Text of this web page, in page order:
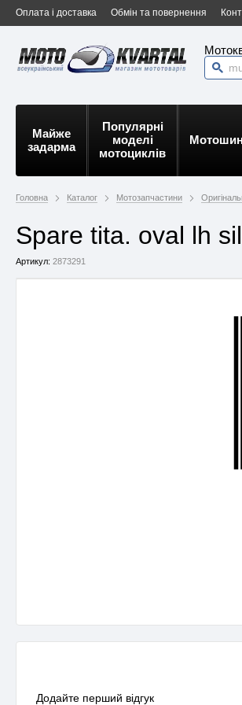
Оплата і доставка Обмін та повернення
Майже
задарма
Популярні
моделі
мотоциклів
Головна Каталог Мотозапчастини
Spare tita. oval lh
Артикул: 2873291
Додайте перший відгук